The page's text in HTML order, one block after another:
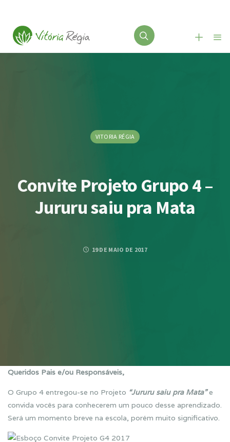
VITORIA RÉGIA
Convite Projeto Grupo 4 –
Jururu saiu pra Mata
19 DE MAIO DE 2017
Queridos Pais e/ou Responsáveis,
O Grupo 4 entregou-se no Projeto “Jururu saiu pra Mata”e
convida vocês para conhecerem um pouco desse aprendizado.
Será um momento breve na escola, porém muito significativo.